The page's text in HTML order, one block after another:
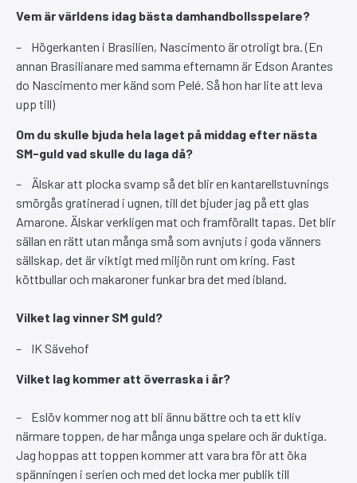
Vem är världens idag bästa damhandbollsspelare?
– Högerkanten i Brasilien, Nascimento är otroligt bra. (En
annan Brasilianare med samma efternamn är Edson Arantes
do Nascimento mer känd som Pelé. Så hon har lite att leva
upp till)
Om du skulle bjuda hela laget på middag efter nästa
SM-guld vad skulle du laga då?
– Älskar att plocka svamp så det blir en kantarellstuvnings
smörgås gratinerad i ugnen, till det bjuder jag på ett glas
Amarone. Älskar verkligen mat och framförallt tapas. Det blir
sällan en rätt utan många små som avnjuts i goda vänners
sällskap, det är viktigt med miljön runt om kring. Fast
köttbullar och makaroner funkar bra det med ibland.
Vilket lag vinner SM guld?
– IK Sävehof
Vilket lag kommer att överraska i år?
– Eslöv kommer nog att bli ännu bättre och ta ett kliv
närmare toppen, de har många unga spelare och är duktiga.
Jag hoppas att toppen kommer att vara bra för att öka
spänningen i serien och med det locka mer publik till